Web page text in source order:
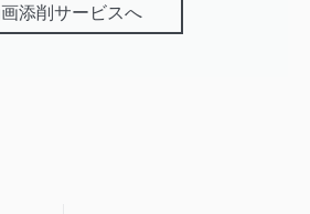
添削サービスへ